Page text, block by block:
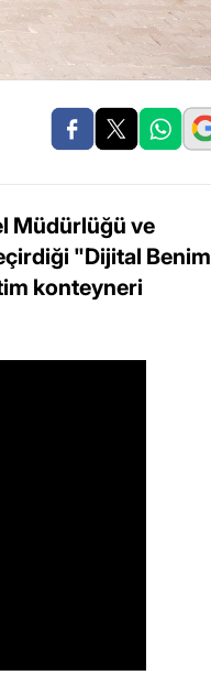
Müdürlüğü ve
"Dijital Benim
konteyneri